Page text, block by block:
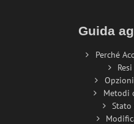
Guida
Perché
Metodi